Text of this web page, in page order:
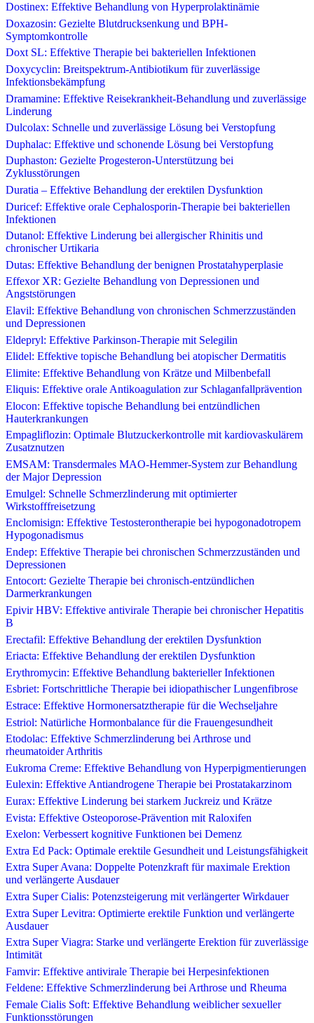
Dostinex: Effektive Behandlung von Hyperprolaktinämie
Doxazosin: Gezielte Blutdrucksenkung und BPH-
Symptomkontrolle
Doxt SL: Effektive Therapie bei bakteriellen Infektionen
Doxycyclin: Breitspektrum-Antibiotikum für zuverlässige
Infektionsbekämpfung
Dramamine: Effektive Reisekrankheit-Behandlung und zuverlässige
Linderung
Dulcolax: Schnelle und zuverlässige Lösung bei Verstopfung
Duphalac: Effektive und schonende Lösung bei Verstopfung
Duphaston: Gezielte Progesteron-Unterstützung bei
Zyklusstörungen
Duratia – Effektive Behandlung der erektilen Dysfunktion
Duricef: Effektive orale Cephalosporin-Therapie bei bakteriellen
Infektionen
Dutanol: Effektive Linderung bei allergischer Rhinitis und
chronischer Urtikaria
Dutas: Effektive Behandlung der benignen Prostatahyperplasie
Effexor XR: Gezielte Behandlung von Depressionen und
Angststörungen
Elavil: Effektive Behandlung von chronischen Schmerzzuständen
und Depressionen
Eldepryl: Effektive Parkinson-Therapie mit Selegilin
Elidel: Effektive topische Behandlung bei atopischer Dermatitis
Elimite: Effektive Behandlung von Krätze und Milbenbefall
Eliquis: Effektive orale Antikoagulation zur Schlaganfallprävention
Elocon: Effektive topische Behandlung bei entzündlichen
Hauterkrankungen
Empagliflozin: Optimale Blutzuckerkontrolle mit kardiovaskulärem
Zusatznutzen
EMSAM: Transdermales MAO-Hemmer-System zur Behandlung
der Major Depression
Emulgel: Schnelle Schmerzlinderung mit optimierter
Wirkstofffreisetzung
Enclomisign: Effektive Testosterontherapie bei hypogonadotropem
Hypogonadismus
Endep: Effektive Therapie bei chronischen Schmerzzuständen und
Depressionen
Entocort: Gezielte Therapie bei chronisch-entzündlichen
Darmerkrankungen
Epivir HBV: Effektive antivirale Therapie bei chronischer Hepatitis
B
Erectafil: Effektive Behandlung der erektilen Dysfunktion
Eriacta: Effektive Behandlung der erektilen Dysfunktion
Erythromycin: Effektive Behandlung bakterieller Infektionen
Esbriet: Fortschrittliche Therapie bei idiopathischer Lungenfibrose
Estrace: Effektive Hormonersatztherapie für die Wechseljahre
Estriol: Natürliche Hormonbalance für die Frauengesundheit
Etodolac: Effektive Schmerzlinderung bei Arthrose und
rheumatoider Arthritis
Eukroma Creme: Effektive Behandlung von Hyperpigmentierungen
Eulexin: Effektive Antiandrogene Therapie bei Prostatakarzinom
Eurax: Effektive Linderung bei starkem Juckreiz und Krätze
Evista: Effektive Osteoporose-Prävention mit Raloxifen
Exelon: Verbessert kognitive Funktionen bei Demenz
Extra Ed Pack: Optimale erektile Gesundheit und Leistungsfähigkeit
Extra Super Avana: Doppelte Potenzkraft für maximale Erektion
und verlängerte Ausdauer
Extra Super Cialis: Potenzsteigerung mit verlängerter Wirkdauer
Extra Super Levitra: Optimierte erektile Funktion und verlängerte
Ausdauer
Extra Super Viagra: Starke und verlängerte Erektion für zuverlässige
Intimität
Famvir: Effektive antivirale Therapie bei Herpesinfektionen
Feldene: Effektive Schmerzlinderung bei Arthrose und Rheuma
Female Cialis Soft: Effektive Behandlung weiblicher sexueller
Funktionsstörungen